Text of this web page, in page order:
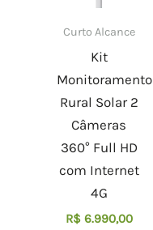
Curto Alcance
Kit
Monitoramento
Rural Solar 2
Câmeras
360° Full HD
com Internet
4G
R$6.990,00